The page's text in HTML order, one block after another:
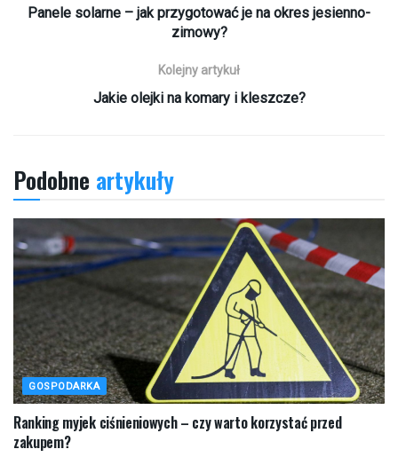
Panele solarne – jak przygotować je na okres jesienno-
zimowy?
Kolejny artykuł
Jakie olejki na komary i kleszcze?
Podobne artykuły
GOSPODARKA
Ranking myjek ciśnieniowych – czy warto korzystać przed
zakupem?